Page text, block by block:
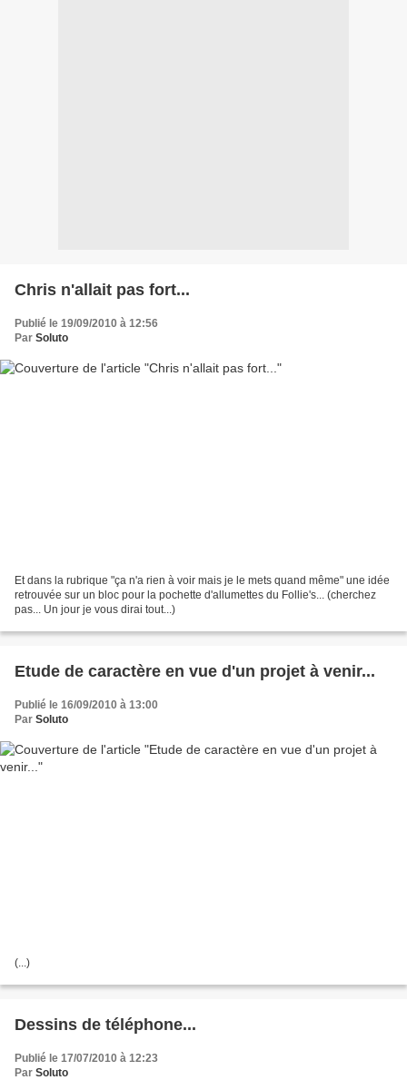
Chris n'allait pas fort...
Publié le 19/09/2010 à 12:56
Par Soluto
Et dans la rubrique "ça n'a rien à voir mais je le mets quand même" une idée
retrouvée sur un bloc pour la pochette d'allumettes du Follie's... (cherchez
pas... Un jour je vous dirai tout...)
Etude de caractère en vue d'un projet à venir...
Publié le 16/09/2010 à 13:00
Par Soluto
(...)
Dessins de téléphone...
Publié le 17/07/2010 à 12:23
Par Soluto